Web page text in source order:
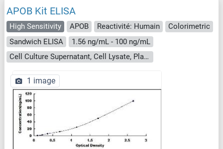
APOB Kit ELISA
High Sensitivity APOB Reactivité: Humain
Colorimetric
Sandwich ELISA
1.56 ng/mL - 100 ng/mL
Cell Culture Supernatant, Cell Lysate, Plasma, Serum, Tissue Homogenate
1 image